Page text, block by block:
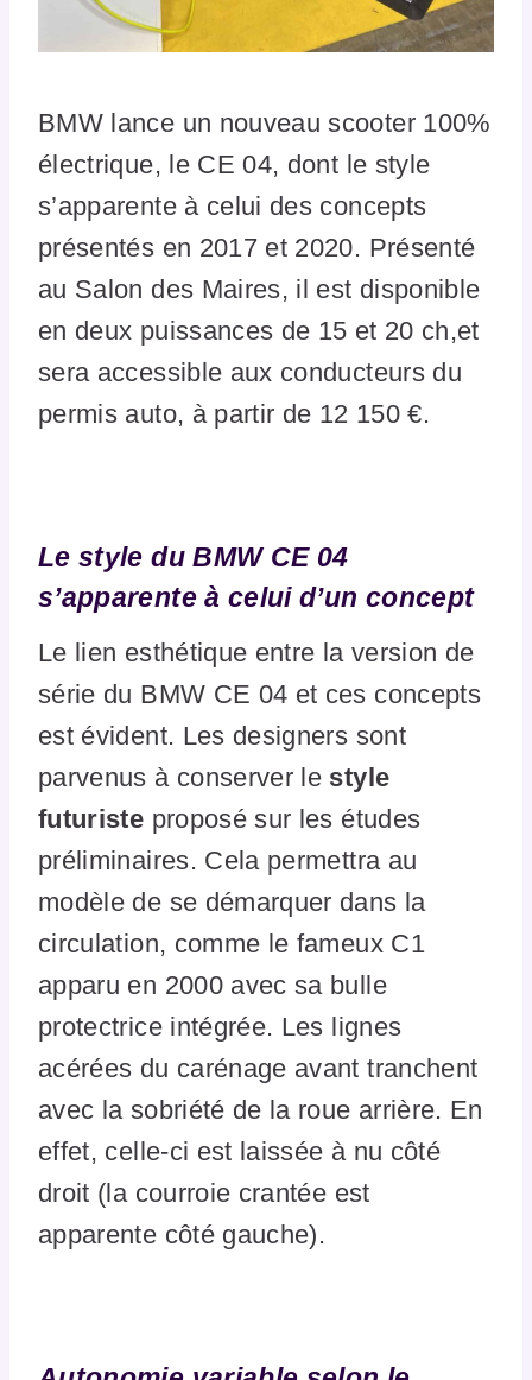
BMW lance un nouveau scooter 100%
électrique, le CE 04, dont le style
s’apparente à celui des concepts
présentés en 2017 et 2020. Présenté
au Salon des Maires, il est disponible
en deux puissances de 15 et 20 ch,et
sera accessible aux conducteurs du
permis auto, à partir de 12 150 €.
Le style du BMW CE 04
s’apparente à celui d’un concept
Le lien esthétique entre la version de
série du BMW CE 04 et ces concepts
est évident. Les designers sont
parvenus à conserver le style
futuriste proposé sur les études
préliminaires. Cela permettra au
modèle de se démarquer dans la
circulation, comme le fameux C1
apparu en 2000 avec sa bulle
protectrice intégrée. Les lignes
acérées du carénage avant tranchent
avec la sobriété de la roue arrière. En
effet, celle-ci est laissée à nu côté
droit (la courroie crantée est
apparente côté gauche).